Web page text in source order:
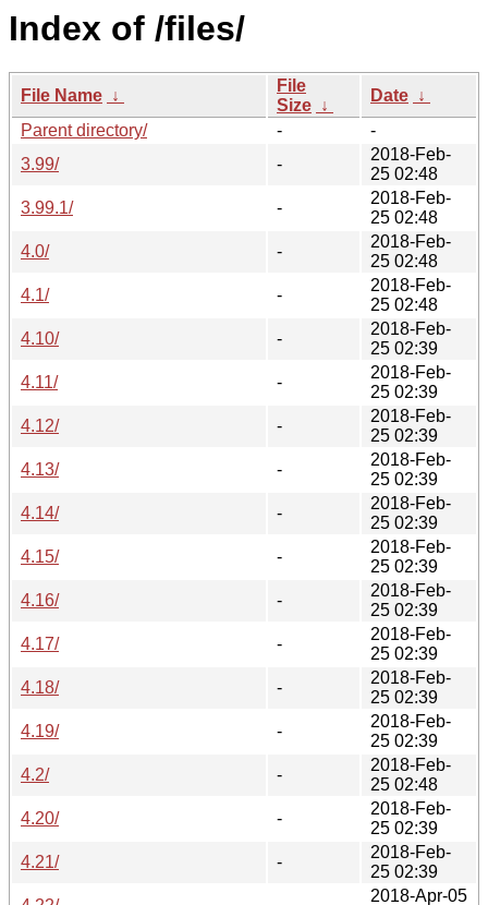
Index of /files/
File Name ↓
File
Size ↓
Date ↓
Parent directory/
-
-
3.99/
-
2018-Feb-
25 02:48
3.99.1/
-
2018-Feb-
25 02:48
4.0/
-
2018-Feb-
25 02:48
4.1/
-
2018-Feb-
25 02:48
4.10/
-
2018-Feb-
25 02:39
4.11/
-
2018-Feb-
25 02:39
4.12/
-
2018-Feb-
25 02:39
4.13/
-
2018-Feb-
25 02:39
4.14/
-
2018-Feb-
25 02:39
4.15/
-
2018-Feb-
25 02:39
4.16/
-
2018-Feb-
25 02:39
4.17/
-
2018-Feb-
25 02:39
4.18/
-
2018-Feb-
25 02:39
4.19/
-
2018-Feb-
25 02:39
4.2/
-
2018-Feb-
25 02:48
4.20/
-
2018-Feb-
25 02:39
4.21/
-
2018-Feb-
25 02:39
2018-Apr-05